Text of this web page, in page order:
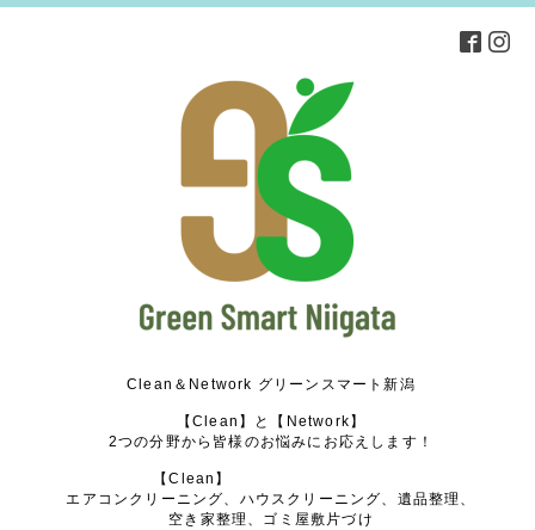
Clean＆Network グリーンスマート新潟
【Clean】と【Network】
2つの分野から皆様のお悩みにお応えします！
【Clean】
エアコンクリーニング、ハウスクリーニング、遺品整理、
空き家整理、ゴミ屋敷片づけ